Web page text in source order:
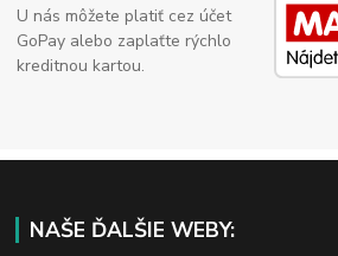
U nás môžete platiť cez účet
GoPay alebo zaplaťte rýchlo
kreditnou kartou.
NAŠE ĎALŠIE WEBY: